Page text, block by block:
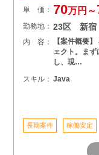
単 価： 70万円～
勤務地： 23区 新宿
内 容：
【案件概要
ェクト。ま
し、現…
スキル： Java
長期案件 稼働安定